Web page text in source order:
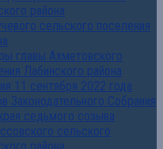
района
сельского поселения
главы Ахметовского
Лабинского района
11 сентября 2022 года
Законодательного Собрания
седьмого созыва
сельского